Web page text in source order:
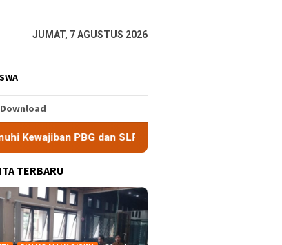
JUMAT, 7 AGUSTUS 2026
PBG dan SLF BEM Nusantara Priangan Timur
TERBARU